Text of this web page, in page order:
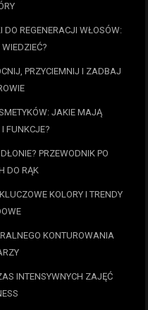
DO REGENERACJI WŁOSÓW:
PRZYCIEMNIJ I ZADBAJ
JAKIE MAJĄ
FUNKCJE?
PRZEWODNIK PO
DO RĄK
KOLORY I TRENDY
KONTUROWANIA
INTENSYWNYCH ZAJĘĆ